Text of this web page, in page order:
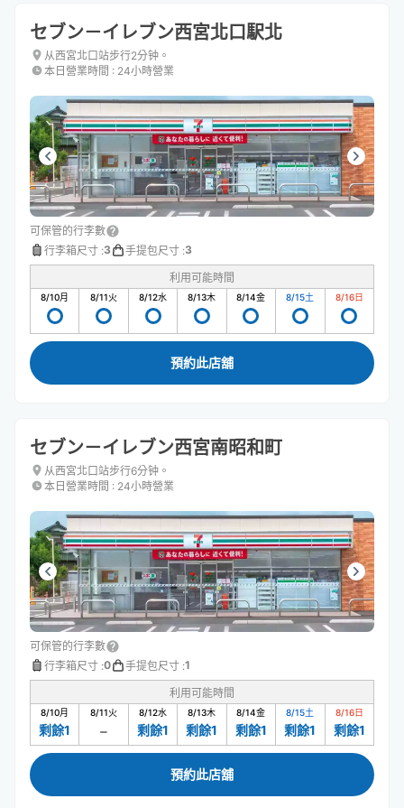
セブン－イレブン西宮北口駅北
从西宮北口站步行2分钟。
本日營業時間 : 24小時營業
可保管的行李數
行李箱尺寸 :3 手提包尺寸 :3
利用可能時間
8/10月 8/11火 8/12水 8/13木 8/14金 8/15土 8/16日
預約此店舖
セブン－イレブン西宮南昭和町
从西宮北口站步行6分钟。
本日營業時間 : 24小時營業
可保管的行李數
行李箱尺寸 :0 手提包尺寸 :1
利用可能時間
8/10月
剩餘1
8/11火 8/12水
剩餘1
8/13木
剩餘1
8/14金
剩餘1
8/15土
剩餘1
8/16日
剩餘1
預約此店舖